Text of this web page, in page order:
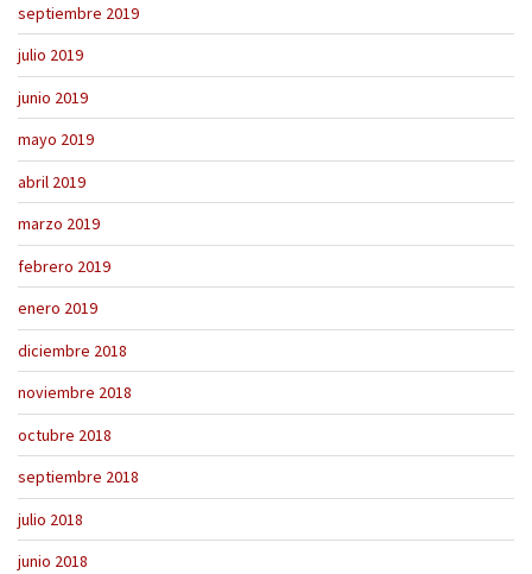
septiembre 2019
julio 2019
junio 2019
mayo 2019
abril 2019
marzo 2019
febrero 2019
enero 2019
diciembre 2018
noviembre 2018
octubre 2018
septiembre 2018
julio 2018
junio 2018